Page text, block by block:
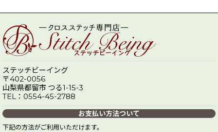
ステッチビーイング
〒402-0056
山梨県都留市 つる1-15-3
TEL：0554-45-2788
お支払い方法ついて
下記の方法がご利用いただけます。